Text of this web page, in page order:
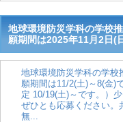
地球環境防災学科の学校
願期間は2025年11月2日(
地球環境防災学科の学校
願期間は11/2(土)～8(金)
定 10/19(土)～です。）
ぜひとも応募ください。
無...